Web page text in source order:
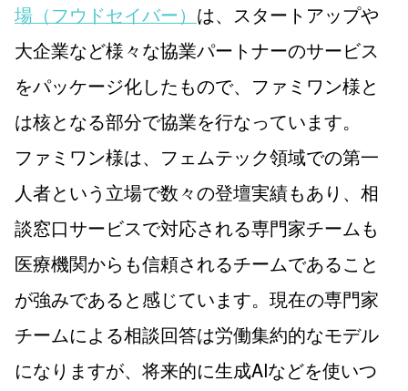
場（フウドセイバー） は、スタートアップや
大企業など様々な協業パートナーのサービス
をパッケージ化したもので、ファミワン様と
は核となる部分で協業を行なっています。
ファミワン様は、フェムテック領域での第一
人者という立場で数々の登壇実績もあり、相
談窓口サービスで対応される専門家チームも
医療機関からも信頼されるチームであること
が強みであると感じています。現在の専門家
チームによる相談回答は労働集約的なモデル
になりますが、将来的に生成AIなどを使いつ